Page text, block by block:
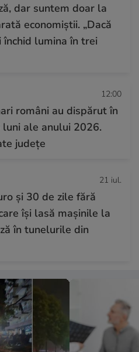
dar suntem doar la
economiștii. „Dacă
lumina în trei
12:00
români au dispărut în
ale anului 2026.
județe
21 iul.
și 30 de zile fără
își lasă mașinile la
în tunelurile din